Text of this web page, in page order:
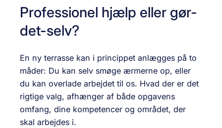
Professionel hjælp eller gør-
det-selv?
En ny terrasse kan i princippet anlægges på to
måder: Du kan selv smøge ærmerne op, eller
du kan overlade arbejdet til os. Hvad der er det
rigtige valg, afhænger af både opgavens
omfang, dine kompetencer og området, der
skal arbejdes i.